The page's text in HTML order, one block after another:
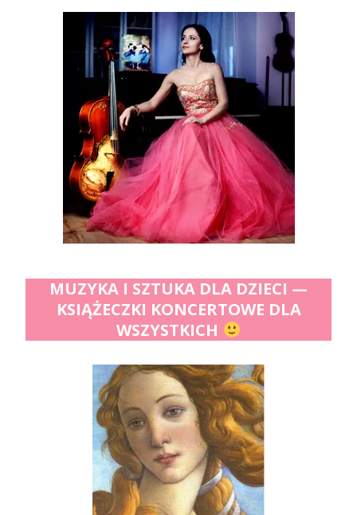
MUZYKA I SZTUKA DLA DZIECI —
KSIĄŻECZKI KONCERTOWE DLA
WSZYSTKICH